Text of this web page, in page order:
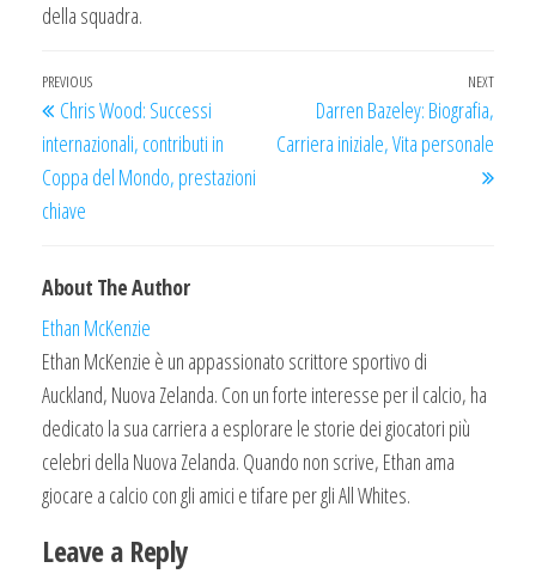
della squadra.
Post
navigation
Previous
Post
PREVIOUS
Chris Wood: Successi
internazionali, contributi in
Coppa del Mondo, prestazioni
chiave
Next
NEXT
Darren Bazeley: Biografia,
Carriera iniziale, Vita personale
About The Author
Ethan McKenzie
Ethan McKenzie è un appassionato scrittore sportivo di
Auckland, Nuova Zelanda. Con un forte interesse per il calcio, ha
dedicato la sua carriera a esplorare le storie dei giocatori più
celebri della Nuova Zelanda. Quando non scrive, Ethan ama
giocare a calcio con gli amici e tifare per gli All Whites.
Leave a Reply